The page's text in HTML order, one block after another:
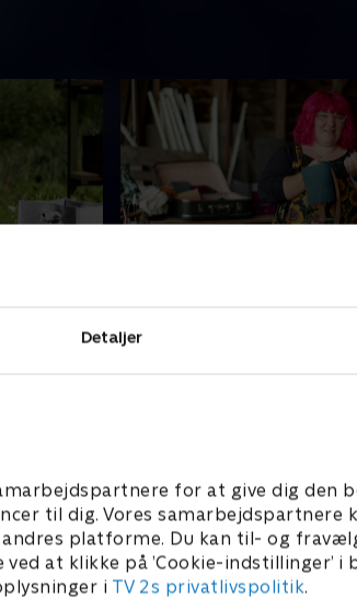
Detaljer
for at give dig den
til dig. Vores samarbejdspartnere
platforme. Du kan til- og
at klikke på ’Cookie-indstillinger’ i
i TV 2s privatlivspolitik.
hun
Hun vil gerne udvide sin